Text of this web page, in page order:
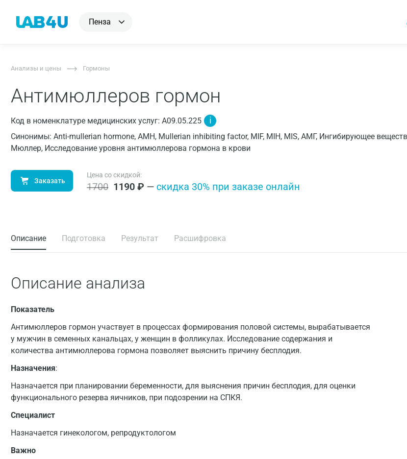
Пенза
Анализы и цены Гормоны
Антимюллеров гормон
Код в номенклатуре медицинских услуг: A09.05.225 i
Синонимы: Anti-mullerian hormone, AMH, Mullerian inhibiting factor, MIF, MIH, MIS, АМГ, Ингибирующее
Мюллер, Исследование уровня антимюллерова гормона в крови
Заказать
Цена со скидкой:
1700 1190 ₽ — cкидка 30% при заказе онлайн
Описание Подготовка Результат Расшифровка
Описание анализа
Показатель
Антимюллеров гормон участвует в процессах формирования половой системы, вырабатывается
у мужчин в семенных канальцах, у женщин в фолликулах. Исследование содержания и
количества антимюллерова гормона позволяет выяснить причину бесплодия.
Назначения:
Назначается при планировании беременности, для выяснения причин бесплодия, для оценки
функционального резерва яичников, при подозрении на СПКЯ.
Специалист
Назначается гинекологом, репродуктологом
Важно